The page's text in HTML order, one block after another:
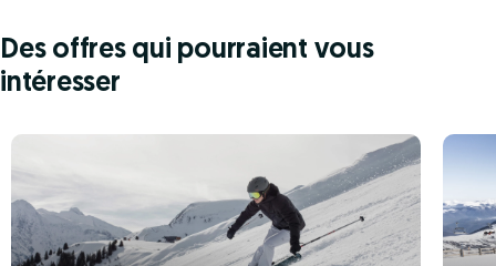
Des offres qui pourraient vous
intéresser